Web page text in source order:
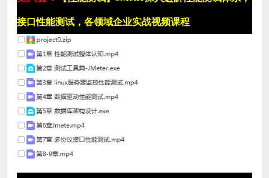
接口性能测试，各领域企业实战视频课程